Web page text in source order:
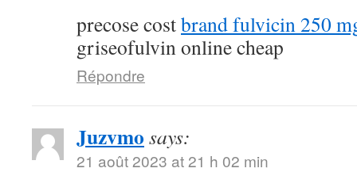
precose costbrand fulvicin 250
griseofulvin online cheap
Répondre
Juzvmo says:
21 août 2023 at 21 h 02 min